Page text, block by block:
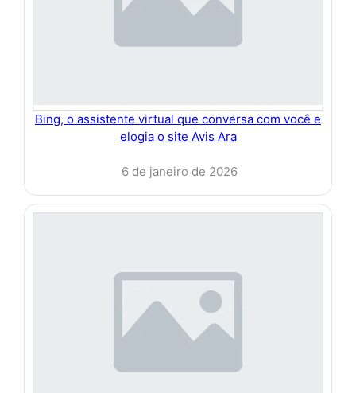
Bing, o assistente virtual que conversa com você e
elogia o site Avis Ara
6 de janeiro de 2026